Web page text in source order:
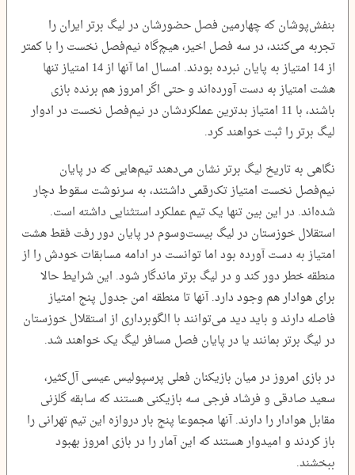
بنفش‌پوشان که چهارمین فصل حضورشان در لیگ برتر ایران را
تجربه می‌کنند، در سه فصل اخیر، هیچ‌گاه نیم‌فصل نخست را با کمتر
از 14 امتیاز به پایان نبرده بودند. امسال اما آنها از 14 امتیاز تنها
هشت امتیاز به دست آورده‌اند و حتی اگر امروز هم برنده بازی
باشند، با 11 امتیاز بدترین عملکردشان در نیم‌فصل نخست در ادوار
لیگ برتر را ‌ثبت خواهند کرد.
نگاهی به تاریخ لیگ برتر نشان می‌دهند تیم‌هایی که در پایان
نیم‌فصل نخست امتیاز تک‌رقمی داشتند، به سرنوشت سقوط دچار
شده‌اند. در این بین تنها یک تیم عملکرد استثنایی داشته است.
استقلال خوزستان در لیگ بیست‌وسوم در پایان دور رفت فقط هشت
امتیاز به دست آورده بود اما توانست در ادامه مسابقات خودش را از
منطقه خطر دور کند و در لیگ برتر ماندگار شود. این شرایط حالا
برای هوادار هم وجود دارد. آنها تا منطقه امن جدول پنج امتیاز
فاصله دارند و باید دید می‌توانند با الگوبرداری از استقلال خوزستان
در لیگ برتر بمانند یا در پایان فصل مسافر لیگ یک خواهند شد.
در بازی امروز در میان بازیکنان فعلی پرسپولیس عیسی آل‌کثیر،
سعید صادقی و فرشاد فرجی سه بازیکنی هستند که سابقه گلزنی
مقابل هوادار را دارند. آنها مجموعا پنج بار دروازه این تیم تهرانی را
باز کردند و امیدوار هستند که این آمار را در بازی امروز بهبود
ببخشند.